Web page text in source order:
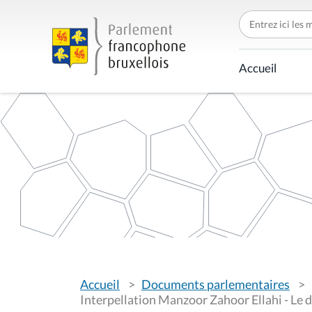
C
h
e
r
c
h
r
p
Accueil
o
u
Accueil
Documents parlementaires
Interpellation Manzoor Zahoor Ellahi - Le